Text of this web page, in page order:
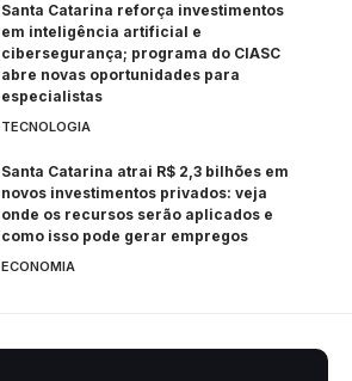
Santa Catarina reforça investimentos
em inteligência artificial e
cibersegurança; programa do CIASC
abre novas oportunidades para
especialistas
TECNOLOGIA
Santa Catarina atrai R$ 2,3 bilhões em
novos investimentos privados: veja
onde os recursos serão aplicados e
como isso pode gerar empregos
ECONOMIA